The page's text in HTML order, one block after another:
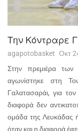
Την Κόντραρε
agapotobasket Οκτ
Στην πρεμιέρα
αγωνίστηκε στη
Γαλατασαράι, για
διαφορά δεν
ομάδα της Λευκάδας
όταν και η διαφορά